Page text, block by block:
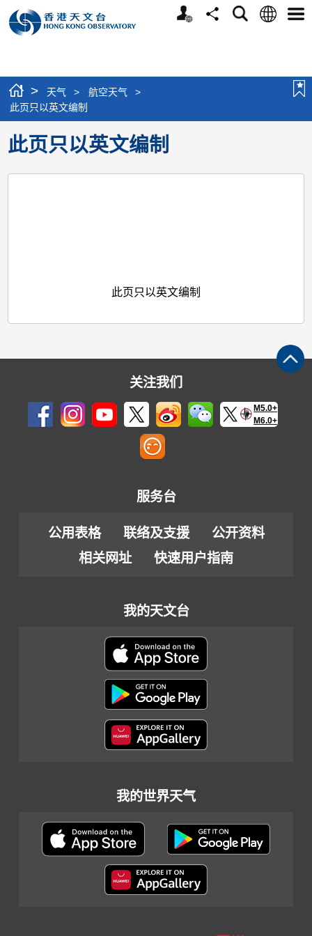
个
分
搜
语
选
> 天气 > 航空天气
>
此页只以英文编制
此页只以英文编制
此页只以英文编制
关注我们
M5.0+
M6.0+
服务台
公用表格 联络及支援
公开资料
相关网址
快速用户指南
我的天文台
我的世界天气